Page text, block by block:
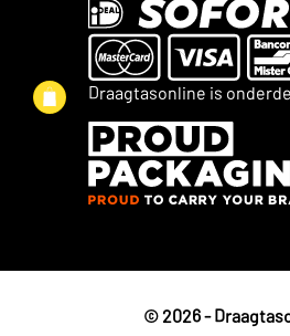
Draagtasonline is
© 2026 -